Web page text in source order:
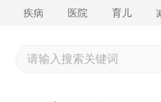
疾病 医院 育儿